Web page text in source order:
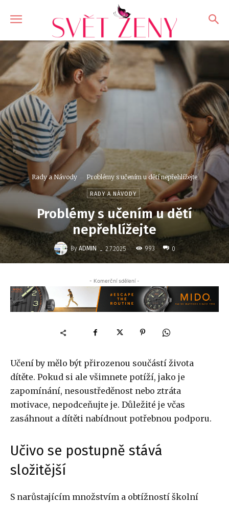
Rady a Návody Problémy s učením u dětí nepřehlížejte
RADY A NÁVODY
Problémy s učením u dětí
nepřehlížejte
By ADMIN - 2.7.2025 993 0
- Komerční sdělení -
Učení by mělo být přirozenou součástí života
dítěte. Pokud si ale všimnete potíží, jako je
zapomínání, nesoustředěnost nebo ztráta
motivace, nepodceňujte je. Důležité je včas
zasáhnout a dítěti nabídnout potřebnou podporu.
Učivo se postupně stává
složitější
S narůstajícím množstvím a obtížností školní